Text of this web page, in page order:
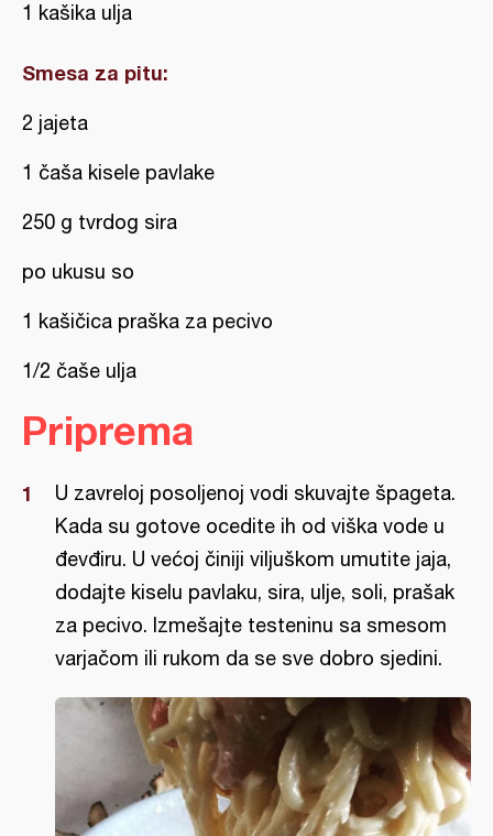
1 kašika ulja
Smesa za pitu:
2 jajeta
1 čaša kisele pavlake
250 g tvrdog sira
po ukusu so
1 kašičica praška za pecivo
1/2 čaše ulja
Priprema
U zavreloj posoljenoj vodi skuvajte špageta.
Kada su gotove ocedite ih od viška vode u
đevđiru. U većoj činiji viljuškom umutite jaja,
dodajte kiselu pavlaku, sira, ulje, soli, prašak
za pecivo. Izmešajte testeninu sa smesom
varjačom ili rukom da se sve dobro sjedini.